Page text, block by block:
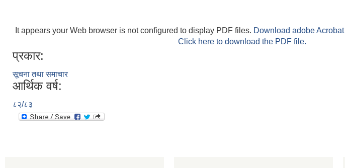
It appears your Web browser is not configured to display PDF files. Download adobe Acrobat
Click here to download the PDF file.
प्रकार:
सूचना तथा समाचार
आर्थिक वर्ष:
८२/८३